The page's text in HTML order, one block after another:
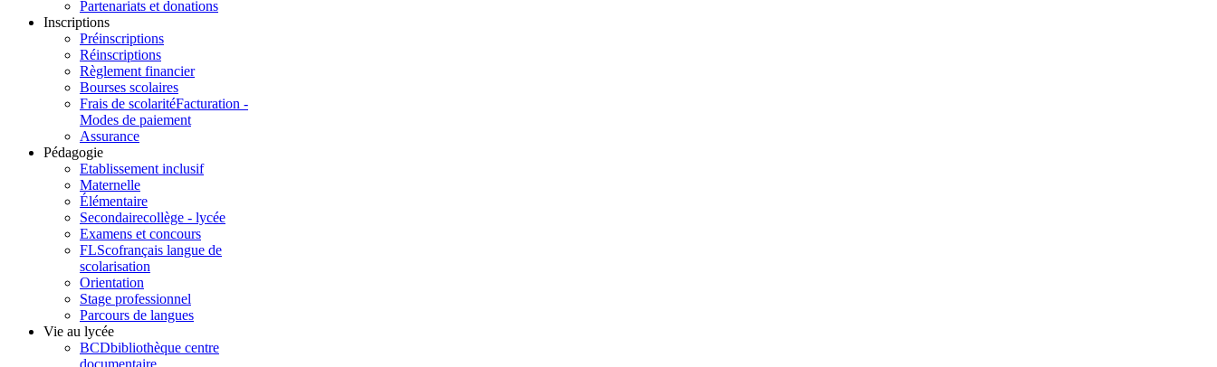
Partenariats et donations
Inscriptions
Préinscriptions
Réinscriptions
Règlement financier
Bourses scolaires
Frais de scolaritéFacturation -
Modes de paiement
Assurance
Pédagogie
Etablissement inclusif
Maternelle
Élémentaire
Secondairecollège - lycée
Examens et concours
FLScofrançais langue de
scolarisation
Orientation
Stage professionnel
Parcours de langues
Vie au lycée
BCDbibliothèque centre
documentaire